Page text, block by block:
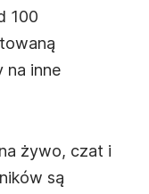
100
na inne
żywo, czat i
są